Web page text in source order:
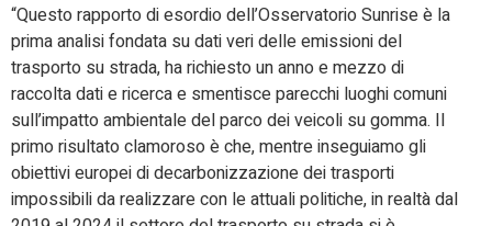
“Questo rapporto di esordio dell’Osservatorio Sunrise è la
prima analisi fondata su dati veri delle emissioni del
trasporto su strada, ha richiesto un anno e mezzo di
raccolta dati e ricerca e smentisce parecchi luoghi comuni
sull’impatto ambientale del parco dei veicoli su gomma. Il
primo risultato clamoroso è che, mentre inseguiamo gli
obiettivi europei di decarbonizzazione dei trasporti
impossibili da realizzare con le attuali politiche, in realtà dal